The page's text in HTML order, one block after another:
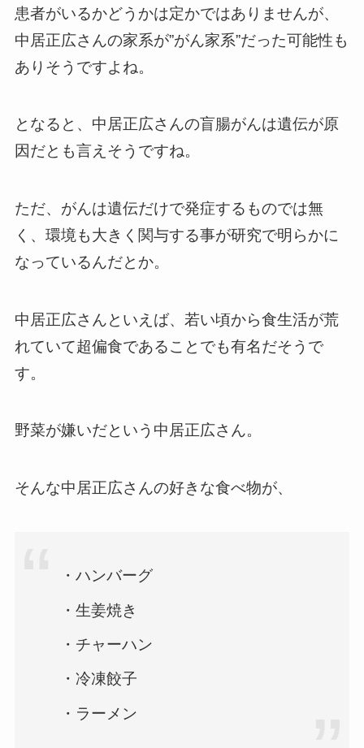
患者がいるかどうかは定かではありませんが、
中居正広さんの家系が”がん家系”だった可能性も
ありそうですよね。
となると、中居正広さんの盲腸がんは遺伝が原
因だとも言えそうですね。
ただ、がんは遺伝だけで発症するものでは無
く、環境も大きく関与する事が研究で明らかに
なっているんだとか。
中居正広さんといえば、若い頃から食生活が荒
れていて超偏食であることでも有名だそうで
す。
野菜が嫌いだという中居正広さん。
そんな中居正広さんの好きな食べ物が、
・ハンバーグ
・生姜焼き
・チャーハン
・冷凍餃子
・ラーメン